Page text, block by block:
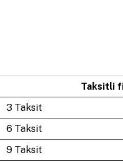
Taksitli
3 Taksit
6 Taksit
9 Taksit